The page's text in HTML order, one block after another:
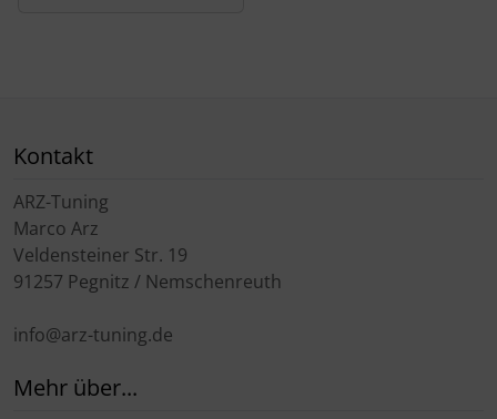
Kontakt
ARZ-Tuning
Marco Arz
Veldensteiner Str. 19
91257 Pegnitz / Nemschenreuth
info@arz-tuning.de
Mehr über...